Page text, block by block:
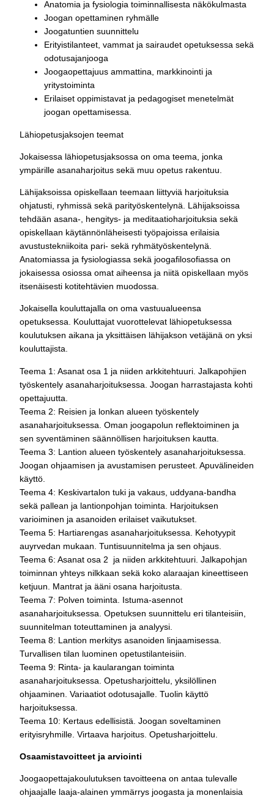
Anatomia ja fysiologia toiminnallisesta näkökulmasta
Joogan opettaminen ryhmälle
Joogatuntien suunnittelu
Erityistilanteet, vammat ja sairaudet opetuksessa sekä
odotusajanjooga
Joogaopettajuus ammattina, markkinointi ja
yritystoiminta
Erilaiset oppimistavat ja pedagogiset menetelmät
joogan opettamisessa.
Lähiopetusjaksojen teemat
Jokaisessa lähiopetusjaksossa on oma teema, jonka
ympärille asanaharjoitus sekä muu opetus rakentuu.
Lähijaksoissa opiskellaan teemaan liittyviä harjoituksia
ohjatusti, ryhmissä sekä parityöskentelynä. Lähijaksoissa
tehdään asana-, hengitys- ja meditaatioharjoituksia sekä
opiskellaan käytännönläheisesti työpajoissa erilaisia
avustustekniikoita pari- sekä ryhmätyöskentelynä.
Anatomiassa ja fysiologiassa sekä joogafilosofiassa on
jokaisessa osiossa omat aiheensa ja niitä opiskellaan myös
itsenäisesti kotitehtävien muodossa.
Jokaisella kouluttajalla on oma vastuualueensa
opetuksessa. Kouluttajat vuorottelevat lähiopetuksessa
koulutuksen aikana ja yksittäisen lähijakson vetäjänä on yksi
kouluttajista.
Teema 1: Asanat osa 1 ja niiden arkkitehtuuri. Jalkapohjien
työskentely asanaharjoituksessa. Joogan harrastajasta kohti
opettajuutta.
Teema 2: Reisien ja lonkan alueen työskentely
asanaharjoituksessa. Oman joogapolun reflektoiminen ja
sen syventäminen säännöllisen harjoituksen kautta.
Teema 3: Lantion alueen työskentely asanaharjoituksessa.
Joogan ohjaamisen ja avustamisen perusteet. Apuvälineiden
käyttö.
Teema 4: Keskivartalon tuki ja vakaus, uddyana-bandha
sekä pallean ja lantionpohjan toiminta. Harjoituksen
varioiminen ja asanoiden erilaiset vaikutukset.
Teema 5: Hartiarengas asanaharjoituksessa. Kehotyypit
auyrvedan mukaan. Tuntisuunnitelma ja sen ohjaus.
Teema 6: Asanat osa 2 ja niiden arkkitehtuuri. Jalkapohjan
toiminnan yhteys nilkkaan sekä koko alaraajan kineettiseen
ketjuun. Mantrat ja ääni osana harjoitusta.
Teema 7: Polven toiminta. Istuma-asennot
asanaharjoituksessa. Opetuksen suunnittelu eri tilanteisiin,
suunnitelman toteuttaminen ja analyysi.
Teema 8: Lantion merkitys asanoiden linjaamisessa.
Turvallisen tilan luominen opetustilanteisiin.
Teema 9: Rinta- ja kaularangan toiminta
asanaharjoituksessa. Opetusharjoittelu, yksilöllinen
ohjaaminen. Variaatiot odotusajalle. Tuolin käyttö
harjoituksessa.
Teema 10: Kertaus edellisistä. Joogan soveltaminen
erityisryhmille. Virtaava harjoitus. Opetusharjoittelu.
Osaamistavoitteet ja arviointi
Joogaopettajakoulutuksen tavoitteena on antaa tulevalle
ohjaajalle laaja-alainen ymmärrys joogasta ja monenlaisia